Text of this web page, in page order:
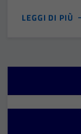
LEGGI DI PIÙ